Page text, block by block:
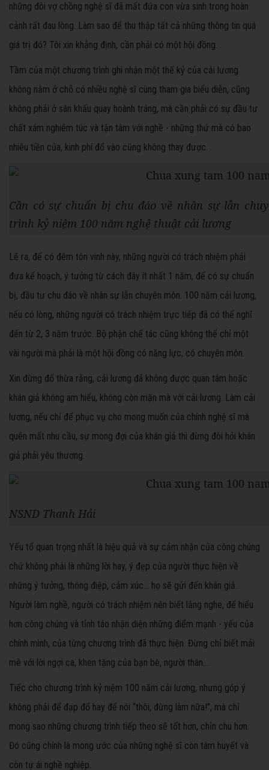
những đôi vợ chồng nghệ sĩ đã mất đứa con vừa sinh trong hoàn
cảnh rất đau lòng. Làm sao để thu thập tất cả những thông tin quá
giá trị đó? Tôi xin khẳng định, cần phải có một hội đồng.
Tầm của một chương trình ghi nhận một thế kỷ của cải lương
không nằm ở chỗ có nhiều nghệ sĩ cùng tham gia biểu diễn, cũng
không phải ở sân khấu quay hoành tráng, mà cần phải có sự đầu tư
chất xám nghiêm túc và tận tâm với nghề - những thứ mà có bao
nhiêu tiền của, kinh phí đổ vào cũng không thay được.
Cần có sự chuẩn bị chu đáo về nhân sự lẫn
trình kỷ niệm 100 năm nghệ thuật cải lương
Lẽ ra, để có đêm tôn vinh này, những người có trách nhiệm phải
đưa kế hoạch, ý tưởng từ cách đây ít nhất 1 năm, để có sự chuẩn
bị, đầu tư chu đáo về nhân sự lẫn chuyên môn. 100 năm cải lương,
nếu có lòng, những người có trách nhiệm trực tiếp đã có thể nghĩ
đến từ 2, 3 năm trước. Bộ phận chế tác cũng không thể chỉ một
vài người mà phải là một hội đồng có năng lực, có chuyên môn.
Xin đừng đổ thừa rằng, cải lương đã không được quan tâm hoặc
khán giả không am hiểu, không còn mặn mà với cải lương. Làm cải
lương, nếu chỉ để phục vụ cho mong muốn của chính nghệ sĩ mà
quên mất nhu cầu, sự mong đợi của khán giả thì đừng đòi hỏi khán
giả phải yêu thương.
NSND Thanh Hải
Yếu tố quan trọng nhất là hiệu quả và sự cảm nhận của công chúng
chứ không phải là những lời hay, ý đẹp của người thực hiện về
những ý tưởng, thông điệp, cảm xúc… họ sẽ gửi đến khán giả.
Người làm nghề, người có trách nhiệm nên biết lắng nghe, để hiểu
hơn công chúng và tỉnh táo nhận diện những điểm mạnh - yếu của
chính mình, của từng chương trình đã thực hiện. Đừng chỉ biết mải
mê với lời ngợi ca, khen tặng của bạn bè, người thân…
Tiếc cho chương trình kỷ niệm 100 năm cải lương, nhưng góp ý
không phải để đạp đổ hay để nói “thôi, đừng làm nữa!”, mà chỉ
mong sao những chương trình tiếp theo sẽ tốt hơn, chỉn chu hơn.
Đó cũng chính là mong ước của những nghệ sĩ còn tâm huyết và
còn tự ái nghề nghiệp.